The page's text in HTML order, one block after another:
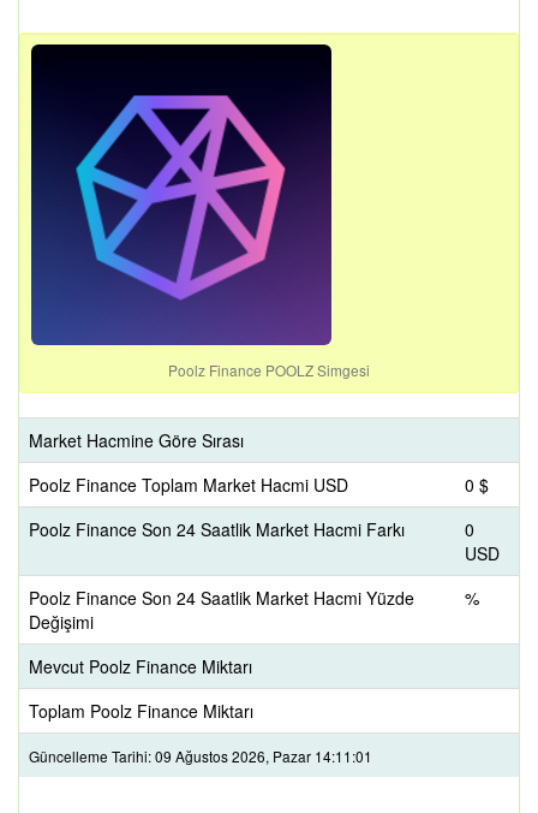
Poolz Finance POOLZ Simgesi
Market Hacmine Göre Sırası
Poolz Finance Toplam Market Hacmi USD
0 $
Poolz Finance Son 24 Saatlik Market Hacmi Farkı
0
USD
Poolz Finance Son 24 Saatlik Market Hacmi Yüzde
Değişimi
%
Mevcut Poolz Finance Miktarı
Toplam Poolz Finance Miktarı
Güncelleme Tarihi: 09 Ağustos 2026, Pazar 14:11:01